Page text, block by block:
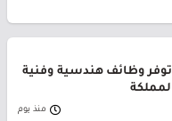
توفر وظائف هندسية وفنية
منذ يوم